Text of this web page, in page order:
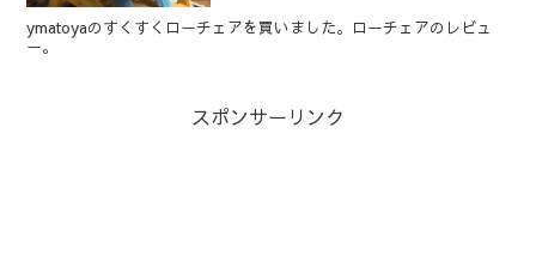
ymatoyaのすくすくローチェアを買いました。ローチェアのレビュ
ー。
スポンサーリンク